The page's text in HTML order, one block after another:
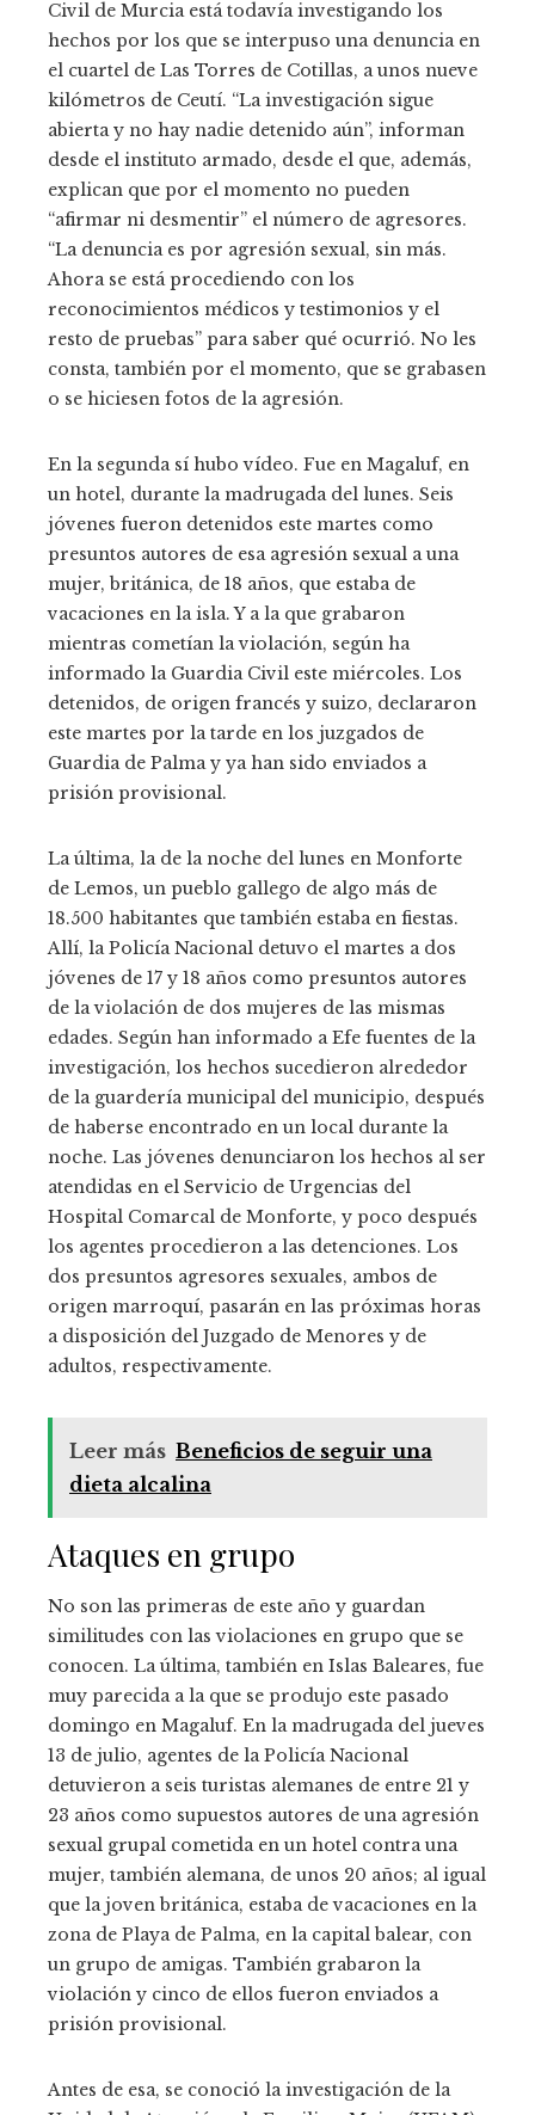
Civil de Murcia está todavía investigando los
hechos por los que se interpuso una denuncia en
el cuartel de Las Torres de Cotillas, a unos nueve
kilómetros de Ceutí. “La investigación sigue
abierta y no hay nadie detenido aún”, informan
desde el instituto armado, desde el que, además,
explican que por el momento no pueden
“afirmar ni desmentir” el número de agresores.
“La denuncia es por agresión sexual, sin más.
Ahora se está procediendo con los
reconocimientos médicos y testimonios y el
resto de pruebas” para saber qué ocurrió. No les
consta, también por el momento, que se grabasen
o se hiciesen fotos de la agresión.
En la segunda sí hubo vídeo. Fue en Magaluf, en
un hotel, durante la madrugada del lunes. Seis
jóvenes fueron detenidos este martes como
presuntos autores de esa agresión sexual a una
mujer, británica, de 18 años, que estaba de
vacaciones en la isla. Y a la que grabaron
mientras cometían la violación, según ha
informado la Guardia Civil este miércoles. Los
detenidos, de origen francés y suizo, declararon
este martes por la tarde en los juzgados de
Guardia de Palma y ya han sido enviados a
prisión provisional.
La última, la de la noche del lunes en Monforte
de Lemos, un pueblo gallego de algo más de
18.500 habitantes que también estaba en fiestas.
Allí, la Policía Nacional detuvo el martes a dos
jóvenes de 17 y 18 años como presuntos autores
de la violación de dos mujeres de las mismas
edades. Según han informado a Efe fuentes de la
investigación, los hechos sucedieron alrededor
de la guardería municipal del municipio, después
de haberse encontrado en un local durante la
noche. Las jóvenes denunciaron los hechos al ser
atendidas en el Servicio de Urgencias del
Hospital Comarcal de Monforte, y poco después
los agentes procedieron a las detenciones. Los
dos presuntos agresores sexuales, ambos de
origen marroquí, pasarán en las próximas horas
a disposición del Juzgado de Menores y de
adultos, respectivamente.
Leer más Beneficios de seguir una
dieta alcalina
Ataques en grupo
No son las primeras de este año y guardan
similitudes con las violaciones en grupo que se
conocen. La última, también en Islas Baleares, fue
muy parecida a la que se produjo este pasado
domingo en Magaluf. En la madrugada del jueves
13 de julio, agentes de la Policía Nacional
detuvieron a seis turistas alemanes de entre 21 y
23 años como supuestos autores de una agresión
sexual grupal cometida en un hotel contra una
mujer, también alemana, de unos 20 años; al igual
que la joven británica, estaba de vacaciones en la
zona de Playa de Palma, en la capital balear, con
un grupo de amigas. También grabaron la
violación y cinco de ellos fueron enviados a
prisión provisional.
Antes de esa, se conoció la investigación de la